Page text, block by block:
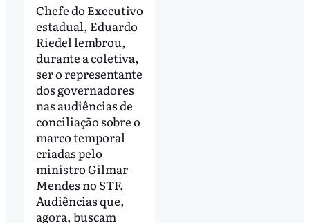
Chefe do Executivo
estadual, Eduardo
Riedel lembrou,
durante a coletiva,
ser o representante
dos governadores
nas audiências de
conciliação sobre o
marco temporal
criadas pelo
ministro Gilmar
Mendes no STF.
Audiências que,
agora, buscam